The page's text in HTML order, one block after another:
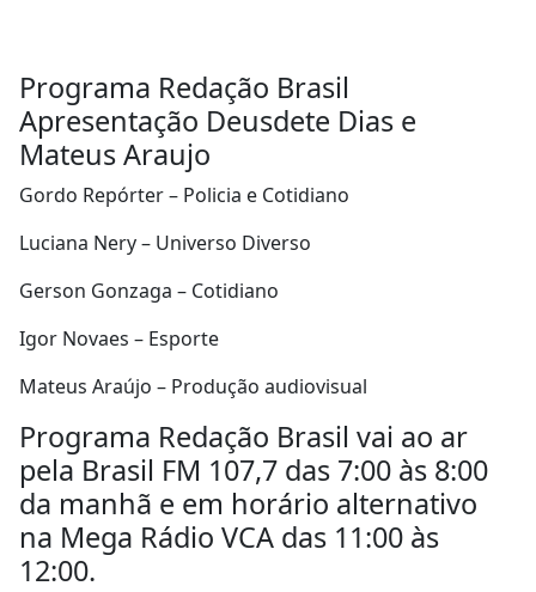
Programa Redação Brasil
Apresentação Deusdete Dias e
Mateus Araujo
Gordo Repórter – Policia e Cotidiano
Luciana Nery – Universo Diverso
Gerson Gonzaga – Cotidiano
Igor Novaes – Esporte
Mateus Araújo – Produção audiovisual
Programa Redação Brasil vai ao ar
pela Brasil FM 107,7 das 7:00 às 8:00
da manhã e em horário alternativo
na Mega Rádio VCA das 11:00 às
12:00.